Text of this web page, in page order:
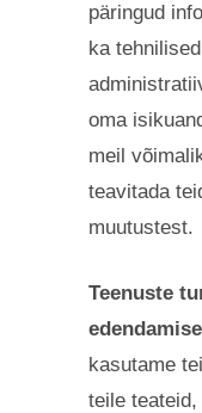
päringud
ka
oma
meil
teavitada
muutustest.
Teenuste
kasutame
teile